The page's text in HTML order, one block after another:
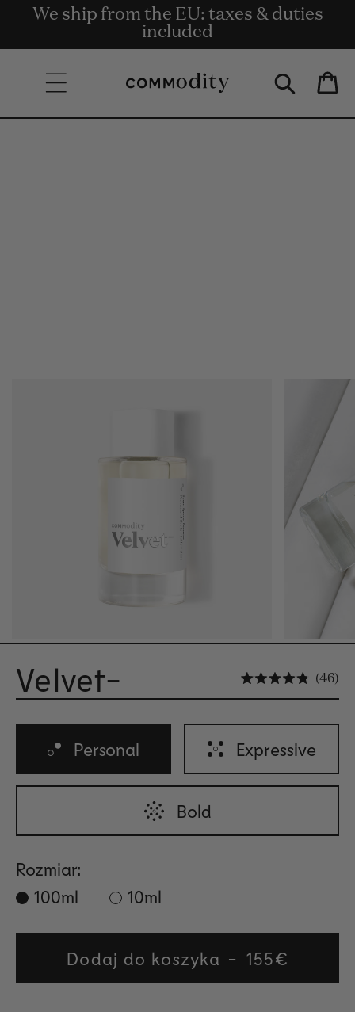
Skip to content
Bezpłatna dostawa przy zamówieniach
o wartości co najmniej 135 €.
We ship from the EU: taxes & duties
included
Get rewards for shopping with
Commodity.Circle
Bag
Velvet- 46
Personal Expressive
Bold
Rozmiar:
100ml
10ml
Dodaj do koszyka
Regular
price
155€